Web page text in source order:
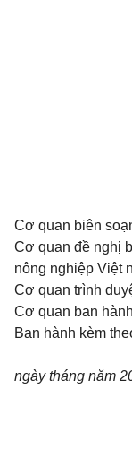
Cơ quan biên
Cơ quan đề nghị
nông nghiệp Việt
Cơ quan trình
Cơ quan ban
Ban hành kèm
ngày tháng năm